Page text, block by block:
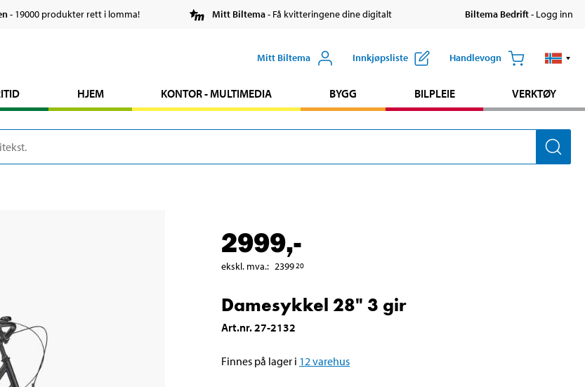
- 19000 produkter rett i lomma! Mitt Biltema- Få kvitteringene dine digitalt Biltema Bedrift- Logg inn
Mitt Biltema Innkjøpsliste Handlevogn
HJEM KONTOR - MULTIMEDIA BYGG BILPLEIE VERKTØY
2999,-
ekskl. mva.: 2399 20
Damesykkel 28" 3 gir
Art.nr.27-2132
Finnes på lager i 12varehus